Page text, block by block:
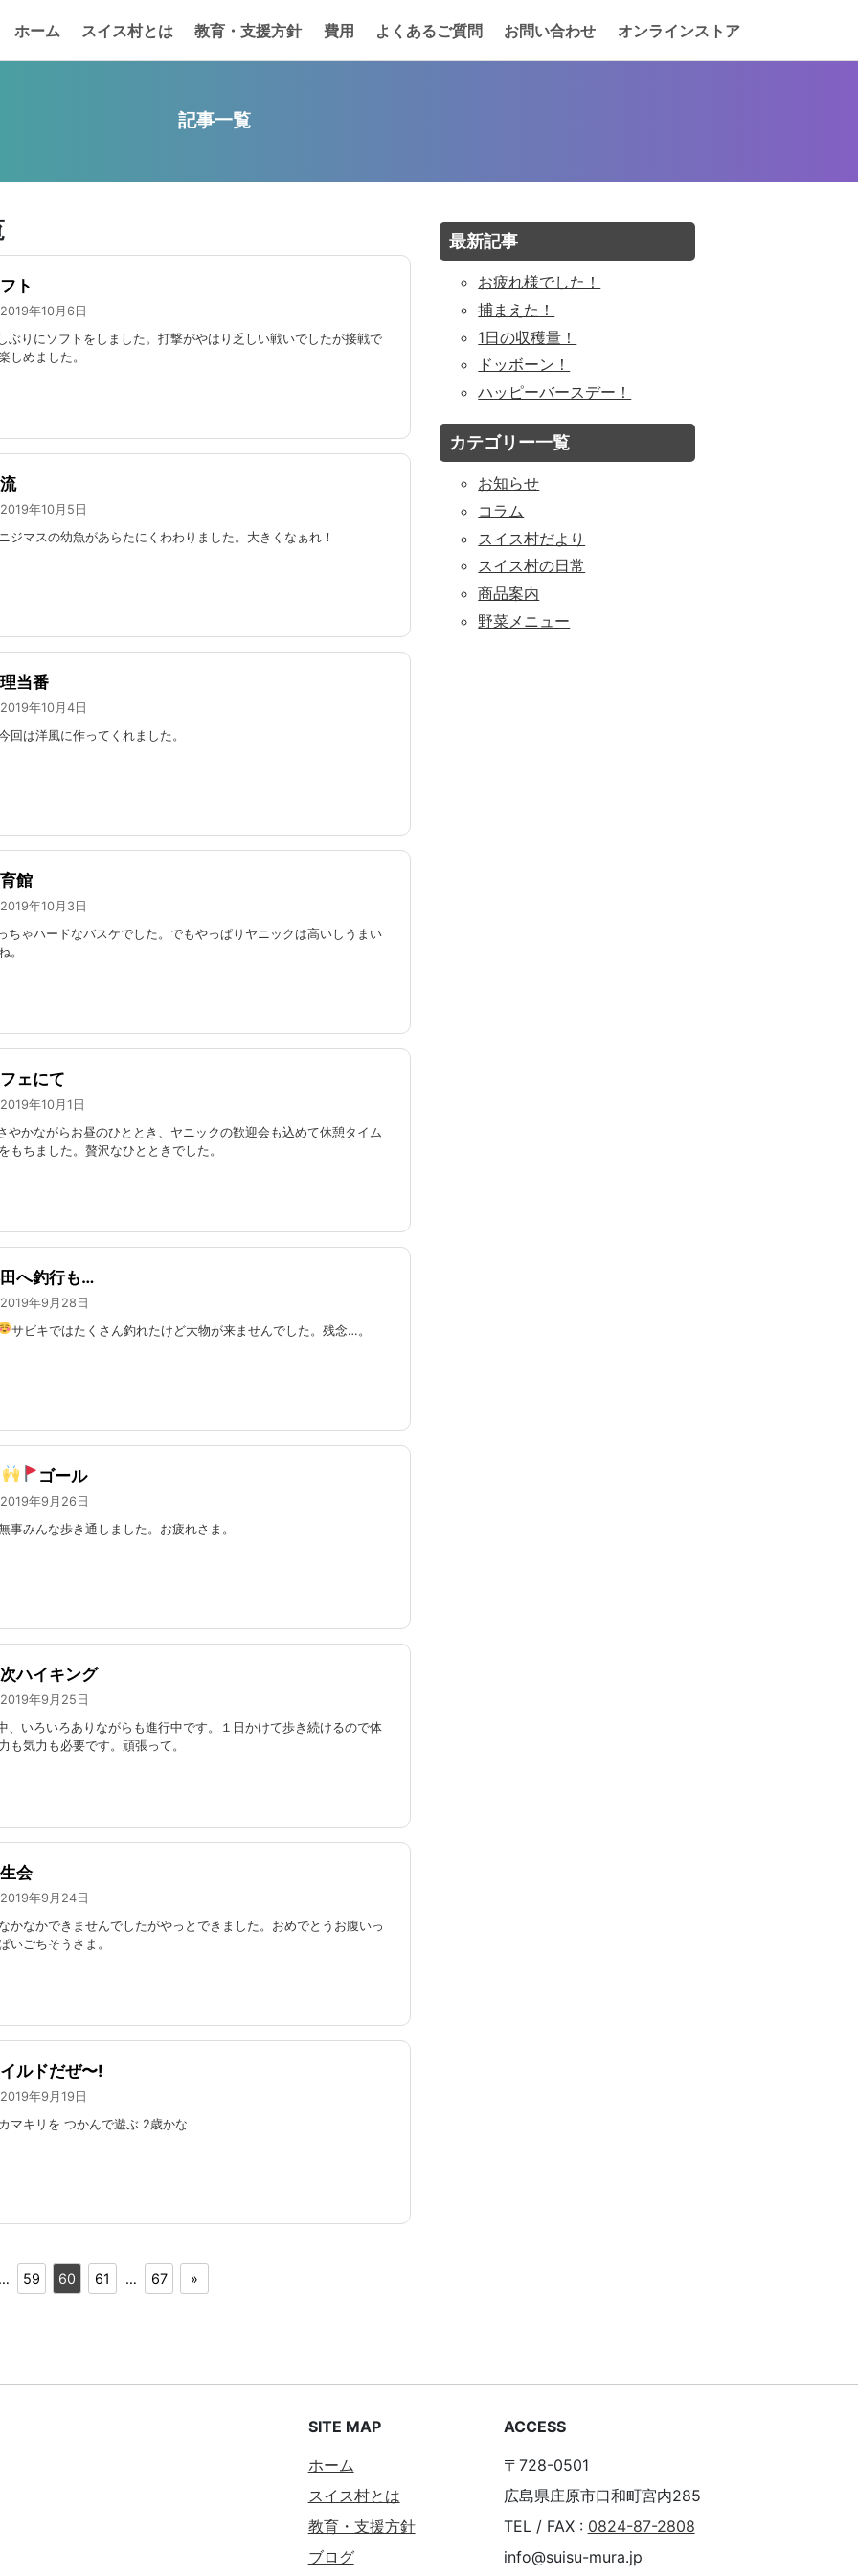
ホーム スイス村とは 教育・支援方針 費用 よくあるご質問 お問い合わせ オンラインストア
記事一覧
ト
2019年10月6日
ぶりにソフトをしました。打撃がやはり乏しい戦いでしたが接戦で
しめました。
2019年10月5日
ジマスの幼魚があらたにくわわりました。大きくなぁれ！
当番
2019年10月4日
回は洋風に作ってくれました。
館
2019年10月3日
ちゃハードなバスケでした。でもやっぱりヤニックは高いしうまい
。
ェにて
2019年10月1日
やかながらお昼のひととき、ヤニックの歓迎会も込めて休憩タイム
もちました。贅沢なひとときでした。
へ釣行も…
2019年9月28日
サビキではたくさん釣れたけど大物が来ませんでした。残念…。
ゴール
2019年9月26日
事みんな歩き通しました。お疲れさま。
ハイキング
2019年9月25日
、いろいろありながらも進行中です。１日かけて歩き続けるので体
も気力も必要です。頑張って。
会
2019年9月24日
かなかできませんでしたがやっとできました。おめでとう お腹いっ
いごちそうさま。
ルドだぜ〜!
2019年9月19日
マキリを つかんで遊ぶ 2歳かな
59 60 61 … 67 »
最新記事
お疲れ様でした！
捕まえた！
1日の収穫量！
ドッボーン！
ハッピーバースデー！
カテゴリー一覧
お知らせ
コラム
スイス村だより
スイス村の日常
商品案内
野菜メニュー
SITE MAP
ホーム
スイス村とは
教育・支援方針
ブログ
ACCESS
〒728-0501
広島県庄原市口和町宮内285
TEL / FAX : 0824-87-2808
info@suisu-mura.jp